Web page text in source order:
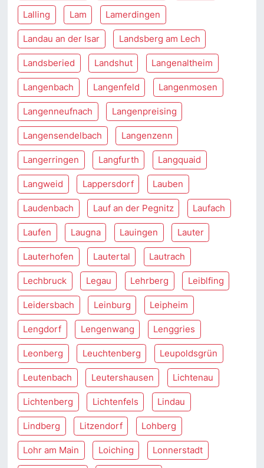
Lalling Lam Lamerdingen
Landau an der Isar Landsberg am Lech
Landsberied Landshut Langenaltheim
Langenbach Langenfeld Langenmosen
Langenneufnach Langenpreising
Langensendelbach Langenzenn
Langerringen Langfurth Langquaid
Langweid Lappersdorf Lauben
Laudenbach Lauf an der Pegnitz Laufach
Laufen Laugna Lauingen Lauter
Lauterhofen Lautertal Lautrach
Lechbruck Legau Lehrberg Leiblfing
Leidersbach Leinburg Leipheim
Lengdorf Lengenwang Lenggries
Leonberg Leuchtenberg Leupoldsgrün
Leutenbach Leutershausen Lichtenau
Lichtenberg Lichtenfels Lindau
Lindberg Litzendorf Lohberg
Lohr am Main Loiching Lonnerstadt